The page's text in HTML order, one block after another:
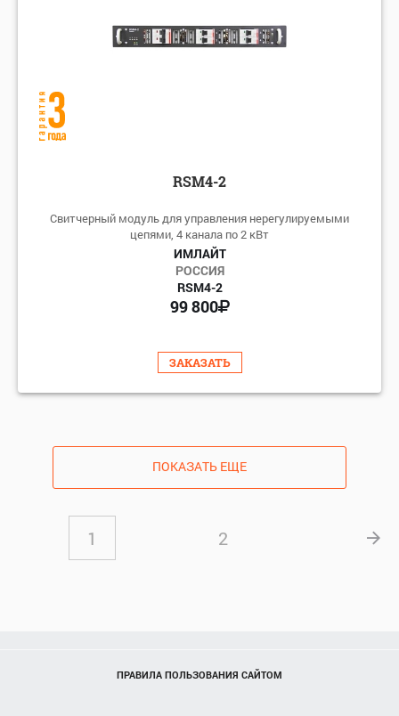
RSM4-2
Свитчерный модуль для управления нерегулируемыми
цепями, 4 канала по 2 кВт
ИМЛАЙТ
РОССИЯ
RSM4-2
99 800
ЗАКАЗАТЬ
ПОКАЗАТЬ ЕЩЕ
1 2
ПРАВИЛА ПОЛЬЗОВАНИЯ САЙТОМ